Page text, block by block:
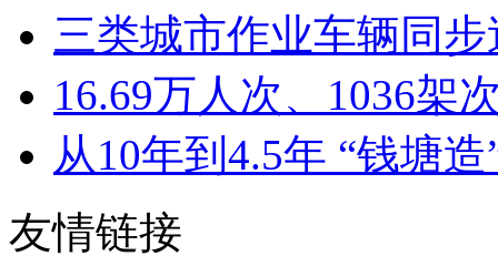
三类城市作业车辆同
16.69万人次、1036架
从10年到4.5年 “钱塘
友情链接